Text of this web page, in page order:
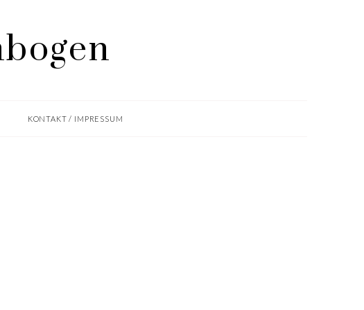
KONTAKT / IMPRESSUM